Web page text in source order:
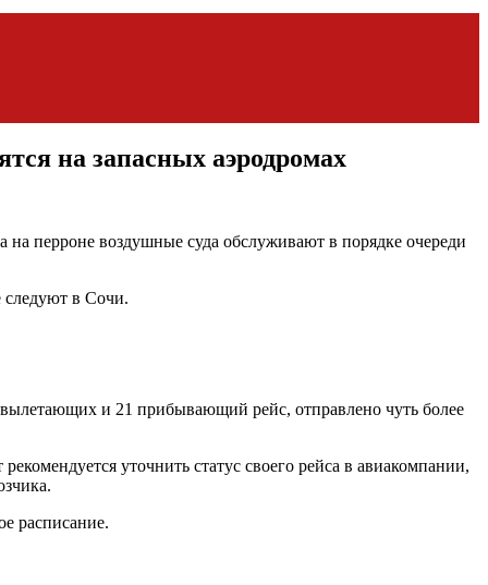
на запасных аэродромах
перроне воздушные суда обслуживают в порядке очереди
следуют в Сочи.
и 21 прибывающий рейс, отправлено чуть более
уточнить статус своего рейса в авиакомпании,
расписание.